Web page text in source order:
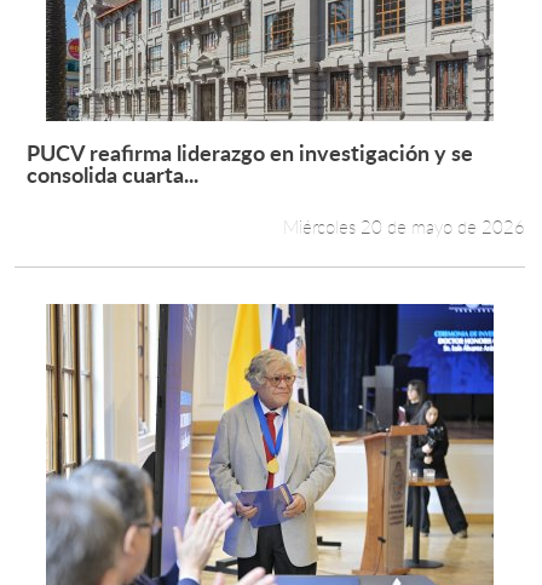
Pregrado
Postgrado
Formación Continua
Funcionarios
Alumni
English
Leer más +
PUCV reafirma liderazgo en investigación y se
consolida cuarta...
Miércoles 20 de mayo de 2026